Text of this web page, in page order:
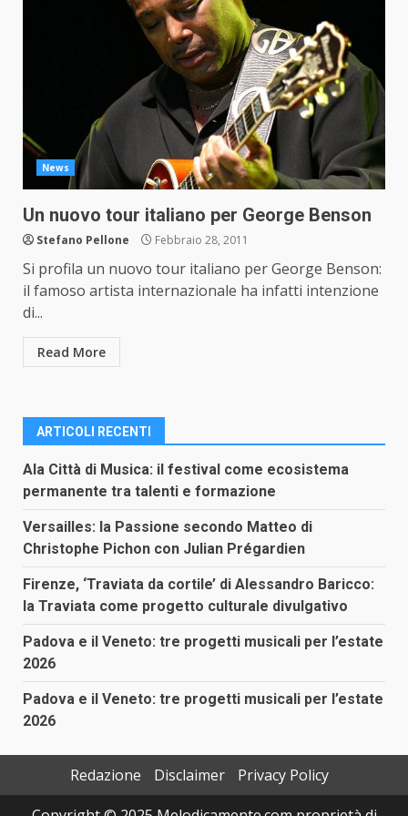
News
Un nuovo tour italiano per George Benson
Stefano Pellone Febbraio 28, 2011
Si profila un nuovo tour italiano per George Benson:
il famoso artista internazionale ha infatti intenzione
di...
Read More
ARTICOLI RECENTI
Ala Città di Musica: il festival come ecosistema
permanente tra talenti e formazione
Versailles: la Passione secondo Matteo di
Christophe Pichon con Julian Prégardien
Firenze, ‘Traviata da cortile’ di Alessandro Baricco:
la Traviata come progetto culturale divulgativo
Padova e il Veneto: tre progetti musicali per l’estate
2026
Padova e il Veneto: tre progetti musicali per l’estate
2026
Redazione Disclaimer
Privacy Policy